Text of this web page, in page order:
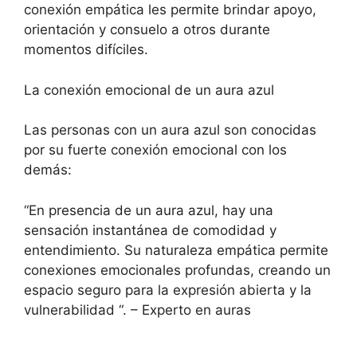
conexión empática les permite brindar apoyo,
orientación y consuelo a otros durante
momentos difíciles.
La conexión emocional de un aura azul
Las personas con un aura azul son conocidas
por su fuerte conexión emocional con los
demás:
“En presencia de un aura azul, hay una
sensación instantánea de comodidad y
entendimiento. Su naturaleza empática permite
conexiones emocionales profundas, creando un
espacio seguro para la expresión abierta y la
vulnerabilidad “. – Experto en auras